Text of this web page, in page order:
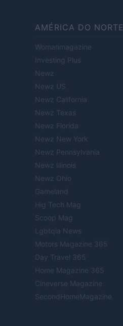
AMÉRICA DO NORTE
Womanmagazine
Investing Plus
Newz
Newz US
Newz California
Newz Texas
Newz Florida
Newz New York
Newz Pennsylvania
Newz Illinois
Newz Ohio
Gameland
Hig Tech Mag
Scoop Mag
Lgbtqia News
Motors Magazine 365
Day Travel 365
Home Magazine 365
Cineverse Magazine
SecondHomeMagazine